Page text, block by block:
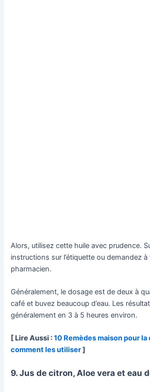
Alors, utilisez cette huile avec prudence.
instructions sur l’étiquette ou demandez à
pharmacien.
Généralement, le dosage est de deux à
café et buvez beaucoup d’eau. Les
généralement en 3 à 5 heures environ.
[ Lire Aussi :10 Remèdes maison pour
comment les utiliser]
9. Jus de citron, Aloe vera et eau